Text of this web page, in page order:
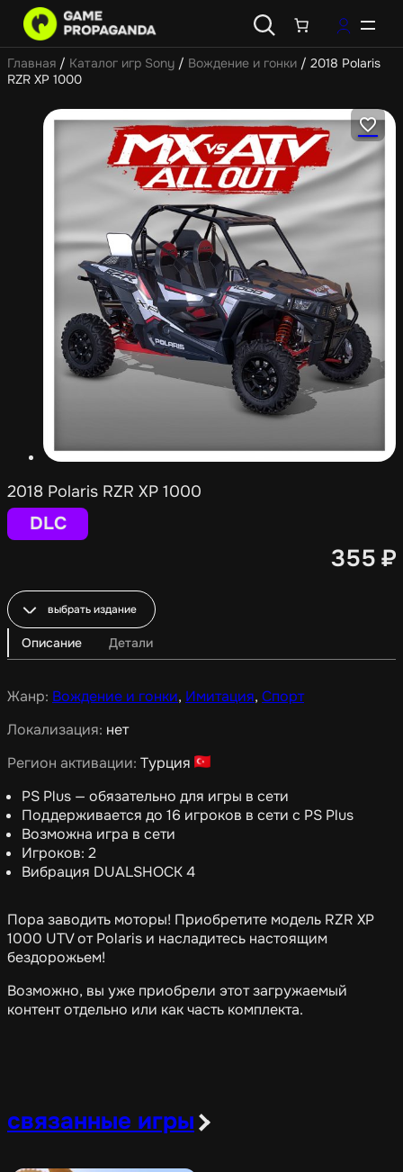
Главная / Каталог игр Sony / Вождение и гонки / 2018 Polaris
RZR XP 1000
2018 Polaris RZR XP 1000
DLC
355 ₽
выбрать издание
Описание Детали
Жанр: Вождение и гонки, Имитация, Спорт
Локализация: нет
Регион активации: Турция
PS Plus — обязательно для игры в сети
Поддерживается до 16 игроков в сети с PS Plus
Возможна игра в сети
Игроков: 2
Вибрация DUALSHOCK 4
Пора заводить моторы! Приобретите модель RZR XP
1000 UTV от Polaris и насладитесь настоящим
бездорожьем!
Возможно, вы уже приобрели этот загружаемый
контент отдельно или как часть комплекта.
связанные игры